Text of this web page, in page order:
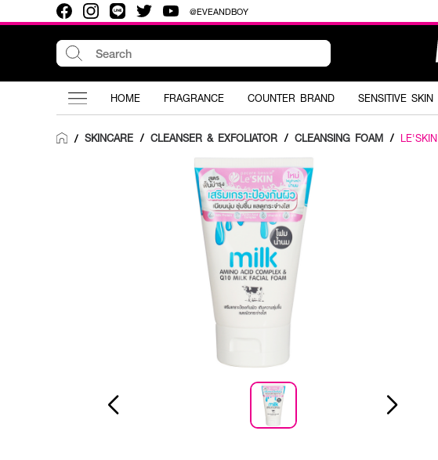
@EVEANDBOY
HOME FRAGRANCE COUNTER BRAND SENSITIVE SKIN
/ SKINCARE / CLEANSER & EXFOLIATOR / CLEANSING FOAM / LE'SKIN